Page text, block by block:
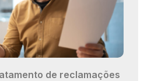
de reclamações